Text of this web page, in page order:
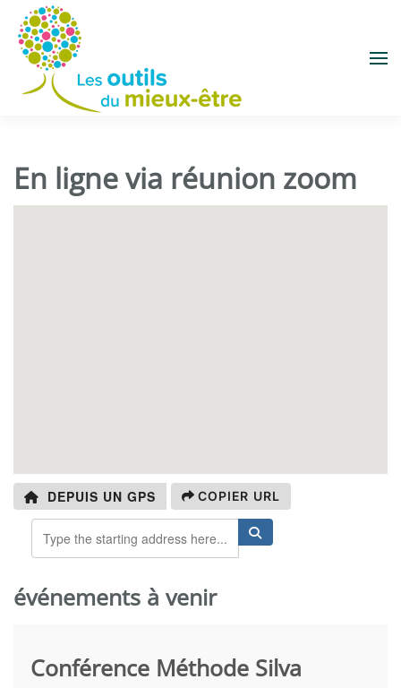
Accéder au contenu principal
En ligne via réunion zoom
DEPUIS UN GPS COPIER URL
événements à venir
Conférence Méthode Silva